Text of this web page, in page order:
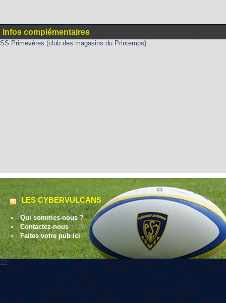
Infos complémentaires
SS Primevères (club des magasins du Printemps).
LES CYBERVULCANS
Qui sommes-nous ?
Contactez-nous
Faites votre pub ici
22